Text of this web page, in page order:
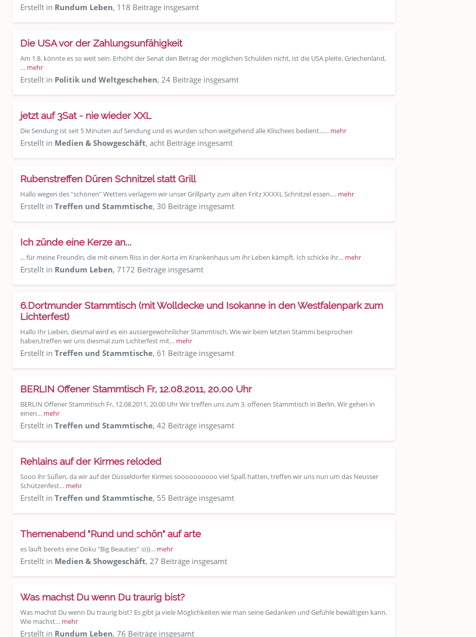
Erstellt in Rundum Leben, 118 Beiträge insgesamt
Die USA vor der Zahlungsunfähigkeit
Am 1.8. könnte es so weit sein. Erhöht der Senat den Betrag der möglichen Schulden nicht, ist die USA pleite. Griechenland,
… mehr
Erstellt in Politik und Weltgeschehen, 24 Beiträge insgesamt
jetzt auf 3Sat - nie wieder XXL
Die Sendung ist seit 5 Minuten auf Sendung und es wurden schon weitgehend alle Klischees bedient...… mehr
Erstellt in Medien & Showgeschäft, acht Beiträge insgesamt
Rubenstreffen Düren Schnitzel statt Grill
Hallo wegen des "schönen" Wetters verlagern wir unser Grillparty zum alten Fritz XXXXL Schnitzel essen.… mehr
Erstellt in Treffen und Stammtische, 30 Beiträge insgesamt
Ich zünde eine Kerze an...
... für meine Freundin, die mit einem Riss in der Aorta im Krankenhaus um ihr Leben kämpft. Ich schicke ihr… mehr
Erstellt in Rundum Leben, 7172 Beiträge insgesamt
6.Dortmunder Stammtisch (mit Wolldecke und Isokanne in den Westfalenpark zum
Lichterfest)
Hallo Ihr Lieben, diesmal wird es ein aussergewöhnlicher Stammtisch. Wie wir beim letzten Stammi besprochen
haben,treffen wir uns diesmal zum Lichterfest mit… mehr
Erstellt in Treffen und Stammtische, 61 Beiträge insgesamt
BERLIN Offener Stammtisch Fr, 12.08.2011, 20.00 Uhr
BERLIN Offener Stammtisch Fr, 12.08.2011, 20.00 Uhr Wir treffen uns zum 3. offenen Stammtisch in Berlin. Wir gehen in
einen… mehr
Erstellt in Treffen und Stammtische, 42 Beiträge insgesamt
Rehlains auf der Kirmes reloded
Sooo ihr Süßen, da wir auf der Düsseldorfer Kirmes soooooooooo viel Spaß hatten, treffen wir uns nun um das Neusser
Schützenfest… mehr
Erstellt in Treffen und Stammtische, 55 Beiträge insgesamt
Themenabend "Rund und schön" auf arte
es läuft bereits eine Doku "Big Beauties" :o))… mehr
Erstellt in Medien & Showgeschäft, 27 Beiträge insgesamt
Was machst Du wenn Du traurig bist?
Was machst Du wenn Du traurig bist? Es gibt ja viele Möglichkeiten wie man seine Gedanken und Gefühle bewältigen kann.
Wie machst… mehr
Erstellt in Rundum Leben, 76 Beiträge insgesamt